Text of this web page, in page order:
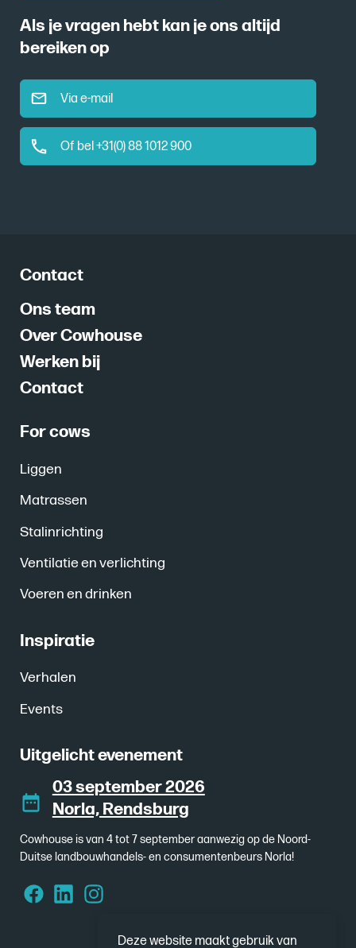
Deze website maakt gebruik van
Als je vragen hebt kan je ons altijd
bereiken op
Via e-mail
Of bel +31(0) 88 1012 900
Contact
Ons team
Over Cowhouse
Werken bij
Contact
For cows
Liggen
Matrassen
Stalinrichting
Ventilatie en verlichting
Voeren en drinken
Inspiratie
Verhalen
Events
Uitgelicht evenement
03 september 2026
Norla, Rendsburg
Cowhouse is van 4 tot 7 september aanwezig op de Noord-
Duitse landbouwhandels- en consumentenbeurs Norla!